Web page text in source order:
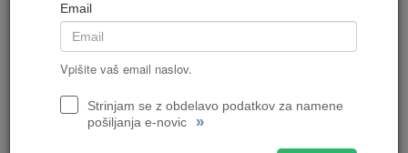
Email
Vpišite vaš email naslov.
Strinjam se z obdelavo podatkov za namene
pošiljanja e-novic
»